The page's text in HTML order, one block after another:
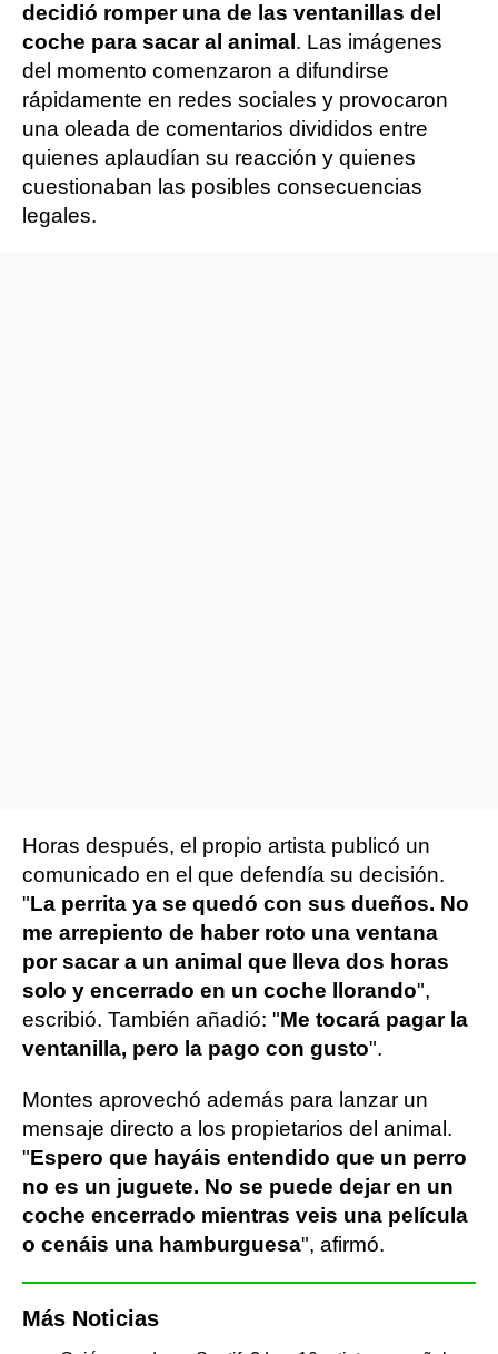
decidió romper una de las ventanillas del
coche para sacar al animal . Las imágenes
del momento comenzaron a difundirse
rápidamente en redes sociales y provocaron
una oleada de comentarios divididos entre
quienes aplaudían su reacción y quienes
cuestionaban las posibles consecuencias
legales.
Horas después, el propio artista publicó un
comunicado en el que defendía su decisión.
"La perrita ya se quedó con sus dueños. No
me arrepiento de haber roto una ventana
por sacar a un animal que lleva dos horas
solo y encerrado en un coche llorando",
escribió. También añadió: "Me tocará pagar la
ventanilla, pero la pago con gusto".
Montes aprovechó además para lanzar un
mensaje directo a los propietarios del animal.
"Espero que hayáis entendido que un perro
no es un juguete. No se puede dejar en un
coche encerrado mientras veis una película
o cenáis una hamburguesa", afirmó.
Más Noticias